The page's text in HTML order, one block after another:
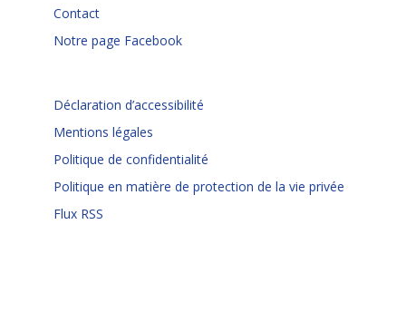
Contact
Notre page Facebook
Déclaration d’accessibilité
Mentions légales
Politique de confidentialité
Politique en matière de protection de la vie privée
Flux RSS